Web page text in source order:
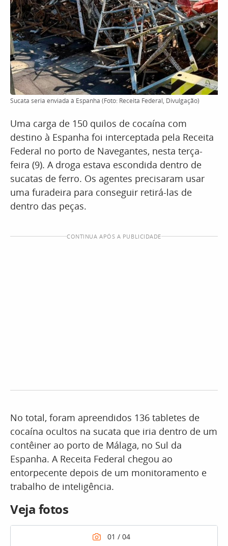
Sucata seria enviada à Espanha (Foto: Receita Federal, Divulgação)
Uma carga de 150 quilos de cocaína com
destino à Espanha foi interceptada pela Receita
Federal no porto de Navegantes, nesta terça-
feira (9). A droga estava escondida dentro de
sucatas de ferro. Os agentes precisaram usar
uma furadeira para conseguir retirá-las de
dentro das peças.
CONTINUA APÓS A PUBLICIDADE
No total, foram apreendidos 136 tabletes de
cocaína ocultos na sucata que iria dentro de um
contêiner ao porto de Málaga, no Sul da
Espanha. A Receita Federal chegou ao
entorpecente depois de um monitoramento e
trabalho de inteligência.
Veja fotos